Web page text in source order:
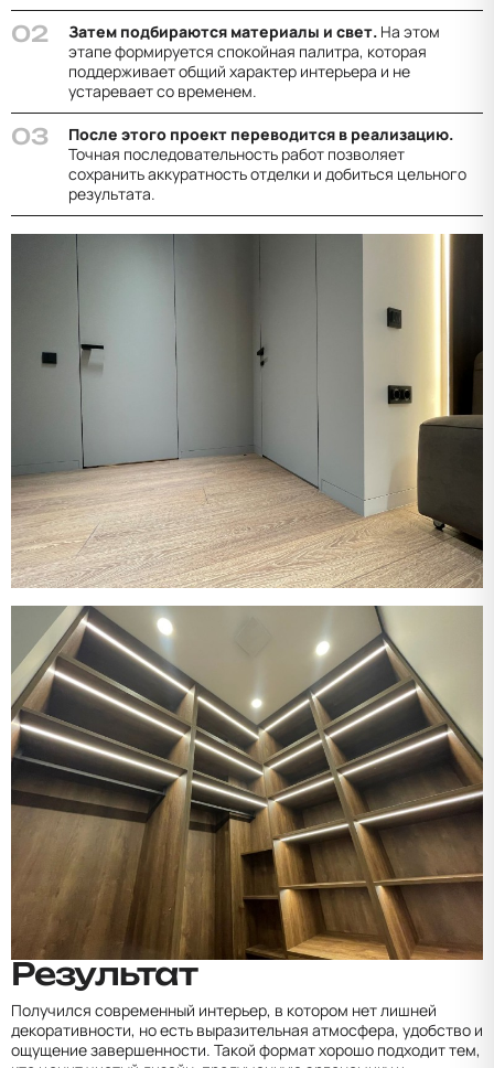
Затем подбираются материалы и свет. На этом
этапе формируется спокойная палитра, которая
поддерживает общий характер интерьера и не
устаревает со временем.
После этого проект переводится в реализацию.
Точная последовательность работ позволяет
сохранить аккуратность отделки и добиться цельного
результата.
Результат
Получился современный интерьер, в котором нет лишней
декоративности, но есть выразительная атмосфера, удобство и
ощущение завершенности. Такой формат хорошо подходит тем,